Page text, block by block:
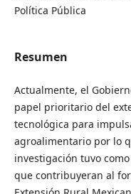
Política Pública
Resumen
Actualmente, el
papel prioritario del
tecnológica para
agroalimentario por lo
investigación tuvo
que contribuyeran al